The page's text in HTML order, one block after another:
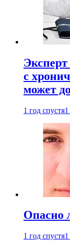
с
может
1 год спустя
Опасно
1 год спустя